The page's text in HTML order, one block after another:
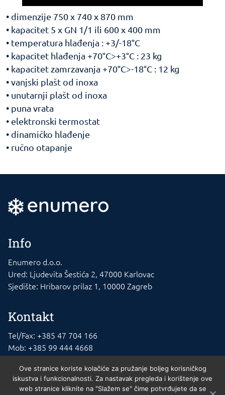
• dimenzije 750 x 740 x 870 mm
• kapacitet 5 x GN 1/1 ili 600 x 400 mm
• temperatura hlađenja : +3/-18°C
• kapacitet hlađenja +70°C>+3°C : 23 kg
• kapacitet zamrzavanja +70°C>-18°C : 12 kg
• vanjski plašt od inoxa
• unutarnji plašt od inoxa
• puna vrata
• elektronski termostat
• dinamičko hlađenje
• ručno otapanje
Info
Enumero d.o.o.
Ured: Ljudevita Šestića 2, 47000 Karlovac
Sjedište: Hribarov prilaz 1, 10000 Zagreb
Kontakt
Tel/Fax: +385 47 704 166
Mob: +385 99 444 4668
E-mail: info@rashladna-oprema.com
Ove stranice koriste kolačiće za pružanje boljeg korisničkog
iskustva i funkcionalnosti. Za nastavak pregleda i korištenje ove
web stranice kliknite na "Slažem se" čime potvrđujete da se